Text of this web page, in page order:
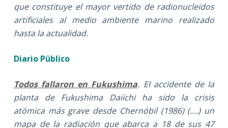
que constituye el mayor vertido de radionucleidos
artificiales al medio ambiente marino realizado
hasta la actualidad.
Diario Püblico
Todos fallaron en Fukushima. El accidente de la
planta de Fukushima Daiichi ha sido la crisis
atómica más grave desde Chernóbil (1986) (….) un
mapa de la radiación que abarca a 18 de sus 47